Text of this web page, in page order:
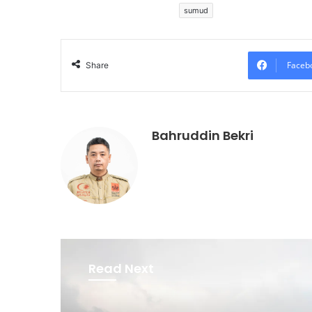
sumud
Share
Bahruddin Bekri
Read Next